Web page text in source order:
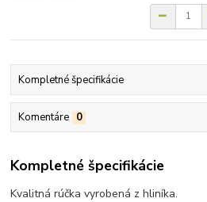
Kompletné špecifikácie
Komentáre 0
Kompletné špecifikácie
Kvalitná rúčka vyrobená z hliníka.